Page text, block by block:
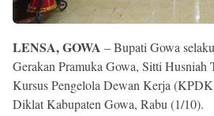
LENSA, GOWA – Bupati Gowa
Gerakan Pramuka Gowa, Sitti Husniah
Kursus Pengelola Dewan Kerja
Diklat Kabupaten Gowa, Rabu (1/10).